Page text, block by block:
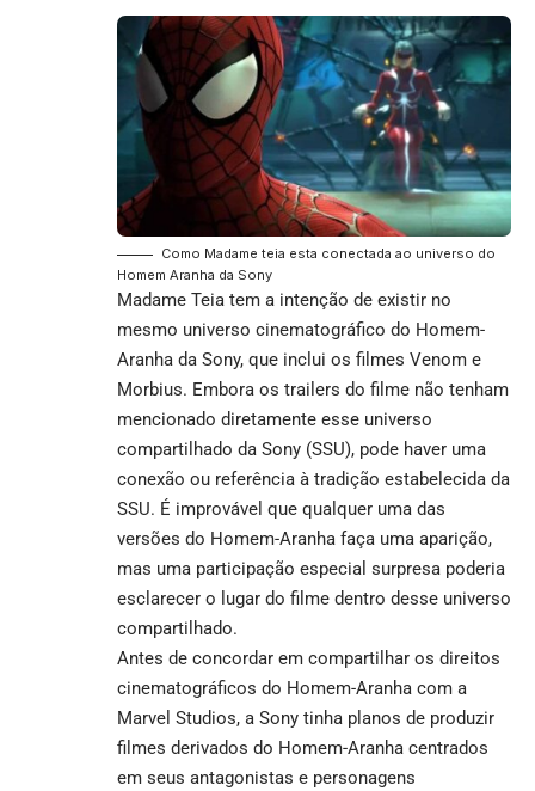
Como Madame teia esta conectada ao universo do
Homem Aranha da Sony
Madame Teia tem a intenção de existir no
mesmo universo cinematográfico do Homem-
Aranha da Sony, que inclui os filmes Venom e
Morbius. Embora os trailers do filme não tenham
mencionado diretamente esse universo
compartilhado da Sony (SSU), pode haver uma
conexão ou referência à tradição estabelecida da
SSU. É improvável que qualquer uma das
versões do Homem-Aranha faça uma aparição,
mas uma participação especial surpresa poderia
esclarecer o lugar do filme dentro desse universo
compartilhado.
Antes de concordar em compartilhar os direitos
cinematográficos do Homem-Aranha com a
Marvel Studios, a Sony tinha planos de produzir
filmes derivados do Homem-Aranha centrados
em seus antagonistas e personagens